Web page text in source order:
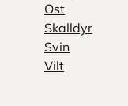
Ost
Skalldyr
Svin
Vilt